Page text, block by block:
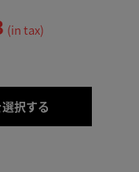
(in tax)
択する